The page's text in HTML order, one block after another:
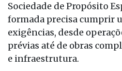
Sociedade de Propósito
formada precisa cumprir
exigências, desde
prévias até de obras
e infraestrutura.